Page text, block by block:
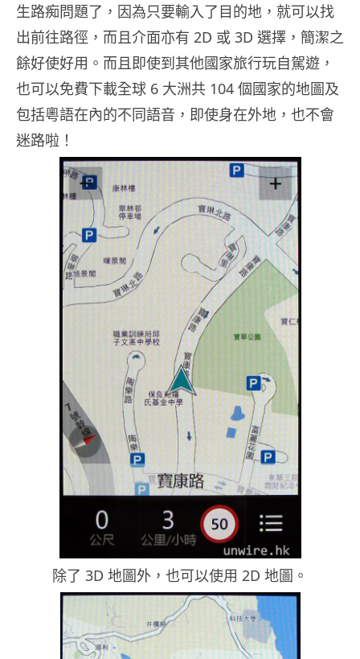
生路痴問題了，因為只要輸入了目的地，就可以找
出前往路徑，而且介面亦有 2D 或 3D 選擇，簡潔之
餘好使好用。而且即使到其他國家旅行玩自駕遊，
也可以免費下載全球 6 大洲共 104 個國家的地圖及
包括粵語在內的不同語音，即使身在外地，也不會
迷路啦！
除了 3D 地圖外，也可以使用 2D 地圖。